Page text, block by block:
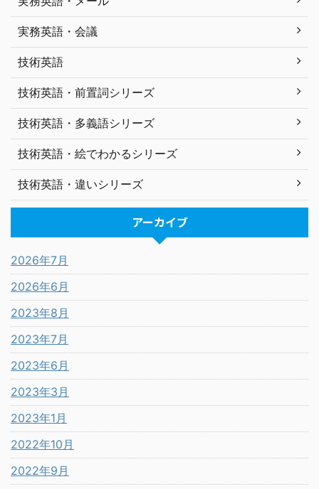
実務英語・会議
技術英語
技術英語・前置詞シリーズ
技術英語・多義語シリーズ
技術英語・絵でわかるシリーズ
技術英語・違いシリーズ
アーカイブ
2026年7月
2026年6月
2023年8月
2023年7月
2023年6月
2023年3月
2023年1月
2022年10月
2022年9月